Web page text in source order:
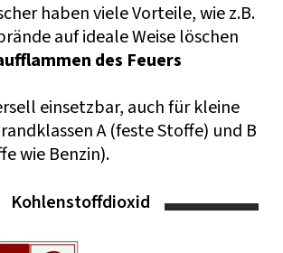
haben viele Vorteile, wie z.B.
auf ideale Weise löschen
des Feuers
einsetzbar, auch für kleine
A (feste Stoffe) und B
wie Benzin).
Kohlenstoffdioxid